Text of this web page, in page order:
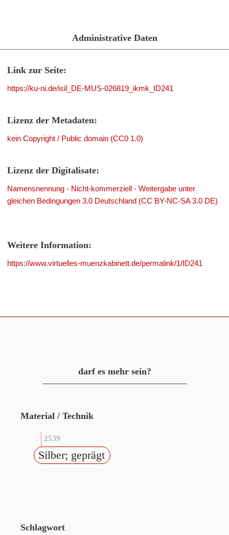
Administrative Daten
Link zur Seite:
https://ku-ni.de/isil_DE-MUS-026819_ikmk_ID241
Lizenz der Metadaten:
kein Copyright / Public domain (CC0 1.0)
Lizenz der Digitalisate:
Namensnennung - Nicht-kommerziell - Weitergabe unter
gleichen Bedingungen 3.0 Deutschland (CC BY-NC-SA 3.0 DE)
Weitere Information:
https://www.virtuelles-muenzkabinett.de/permalink/1/ID241
darf es mehr sein?
Material / Technik
2539
Silber; geprägt
Schlagwort